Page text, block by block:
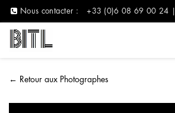
Nous contacter : +33 (0)6 08 69 00 24 |
← Retour aux Photographes